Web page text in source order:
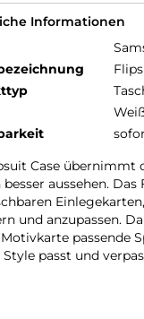
Informationen
Case übernimmt
besser aussehen.
und anzupassen.
passende
passt und